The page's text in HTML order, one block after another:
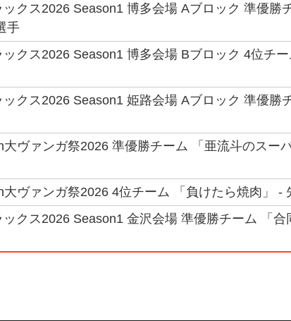
クス2026 Season1 博多会場 Aブロック 準優勝
手
ックス2026 Season1 博多会場 Bブロック 4位チ
ックス2026 Season1 姫路会場 Aブロック 準優
大ヴァンガ祭2026 準優勝チーム 「亜流斗のス
大ヴァンガ祭2026 4位チーム 「負けたら焼肉」
ックス2026 Season1 金沢会場 準優勝チーム 「